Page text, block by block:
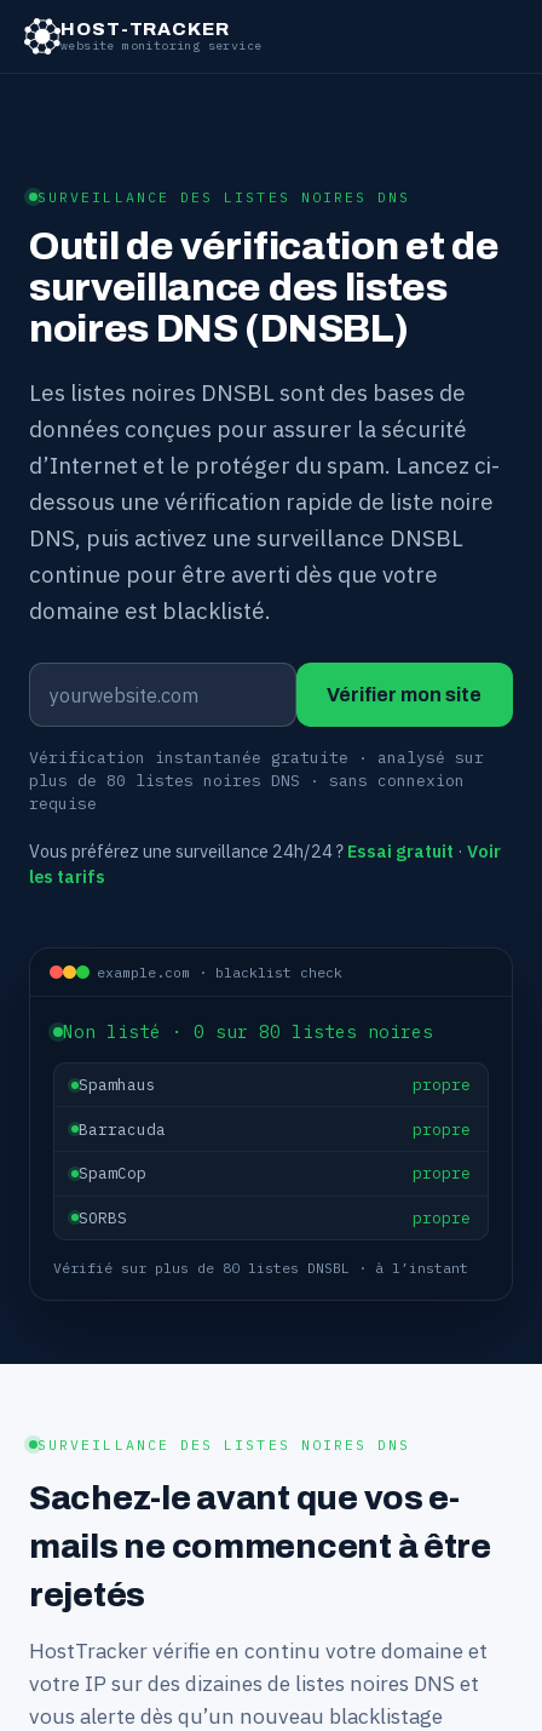
HOST-TRACKER
website monitoring service
SURVEILLANCE DES LISTES NOIRES DNS
Outil de vérification et de
surveillance des listes
noires DNS (DNSBL)
Les listes noires DNSBL sont des bases de
données conçues pour assurer la sécurité
d’Internet et le protéger du spam. Lancez ci-
dessous une vérification rapide de liste noire
DNS, puis activez une surveillance DNSBL
continue pour être averti dès que votre
domaine est blacklisté.
Vérifier mon site
Vérification instantanée gratuite · analysé sur
plus de 80 listes noires DNS · sans connexion
requise
Vous préférez une surveillance 24h/24 ? Essai gratuit · Voir
les tarifs
example.com · blacklist check
Non listé · 0 sur 80 listes noires
Spamhaus propre
Barracuda propre
SpamCop propre
SORBS propre
Vérifié sur plus de 80 listes DNSBL · à l’instant
SURVEILLANCE DES LISTES NOIRES DNS
Sachez-le avant que vos e-
mails ne commencent à être
rejetés
HostTracker vérifie en continu votre domaine et
votre IP sur des dizaines de listes noires DNS et
vous alerte dès qu’un nouveau blacklistage